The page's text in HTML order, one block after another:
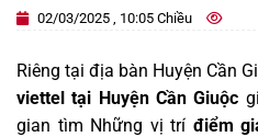
02/03/2025 , 10:05 Chiều
Riêng tại địa bàn Huyện Cần
viettel tại Huyện Cần Giuộc
gian tìm Những vị trí điểm